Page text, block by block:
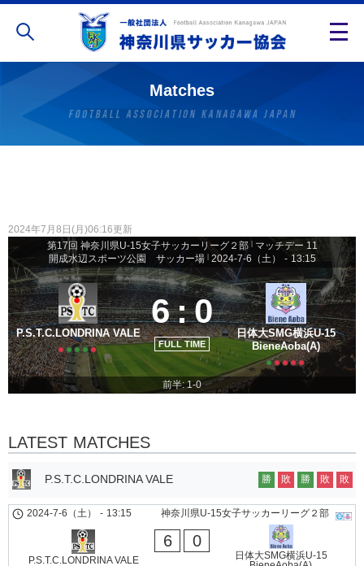
Matches
2024年7月8日(月)06:16更新
第17回 神奈川県U-15女子サッカーリーグ２部
マッチデー 11
開成水辺スポーツ公園 サッカー場
2024-7-6（土） - 13:15
P.S.T.C.LONDRINA VALE
6:0
FULL TIME
日体大SMG横浜U-15
BieneAoba(A)
前半: 1-0
LATEST MATCHES
P.S.T.C.LONDRINA VALE 勝 敗 勝 敗 敗
神奈川県U-15女子サッカーリーグ２部
2024-7-6（土） - 13:15
P.S.T.C.LONDRINA VALE
6 0
日体大SMG横浜U-15